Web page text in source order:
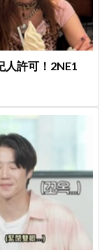
人許可！2NE1